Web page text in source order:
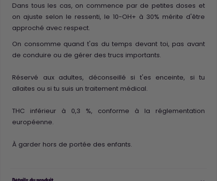
Dans tous les cas, on commence par de petites doses et
on ajuste selon le ressenti, le 10-OH+ à 30% mérite d'être
approché avec respect.
On consomme quand t'as du temps devant toi, pas avant
de conduire ou de gérer des trucs importants.
Réservé aux adultes, déconseillé si t'es enceinte, si tu
allaites ou si tu suis un traitement médical.
THC inférieur à 0,3 %, conforme à la réglementation
européenne.
À garder hors de portée des enfants.